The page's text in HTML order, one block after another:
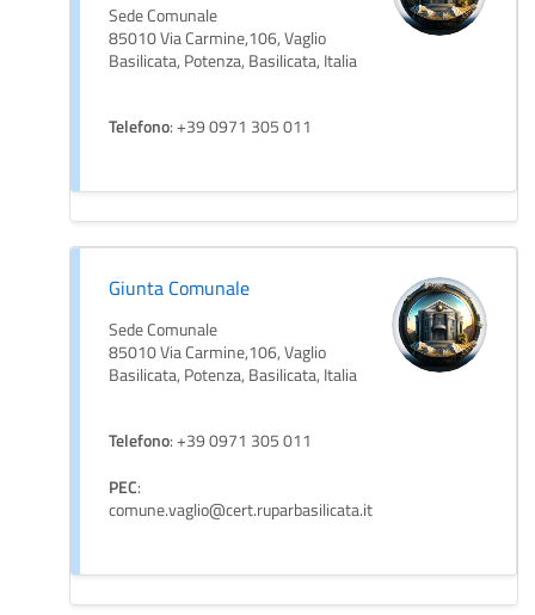
Sede Comunale
85010 Via Carmine,106, Vaglio
Basilicata, Potenza, Basilicata, Italia
Telefono: +39 0971 305 011
Giunta Comunale
Sede Comunale
85010 Via Carmine,106, Vaglio
Basilicata, Potenza, Basilicata, Italia
Telefono: +39 0971 305 011
PEC:
comune.vaglio@cert.ruparbasilicata.it